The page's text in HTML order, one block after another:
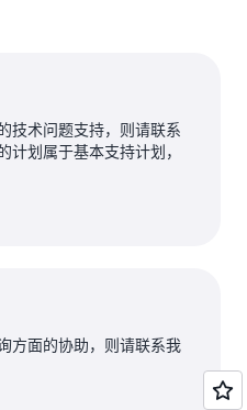
技术问题支持，则请联系
计划属于基本支持计划，
方面的协助，则请联系我